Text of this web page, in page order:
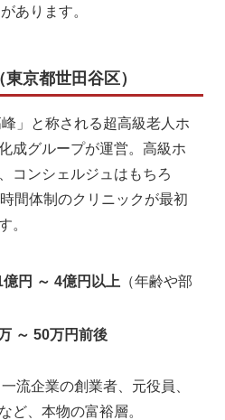
あります。
京都世田谷区）
」と称される超高級老人ホ
成グループが運営。高級ホ
コンシェルジュはもちろ
間体制のクリニックが最初
。
億円 ～ 4億円以上 （年齢や部
～ 50万円前後
一流企業の創業者、元役員、
ど、本物の富裕層。